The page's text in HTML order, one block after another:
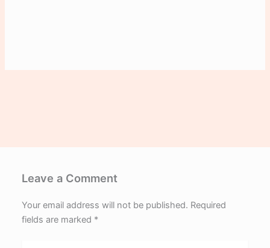
Leave a Comment
Your email address will not be published. Required
fields are marked *